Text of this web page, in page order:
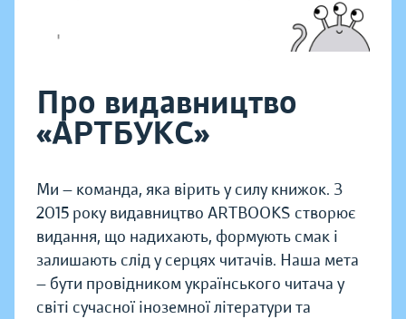
Про видавництво
«АРТБУКС»
Ми — команда, яка вірить у силу книжок. З
2015 року видавництво ARTBOOKS створює
видання, що надихають, формують смак і
залишають слід у серцях читачів. Наша мета
— бути провідником українського читача у
світі сучасної іноземної літератури та